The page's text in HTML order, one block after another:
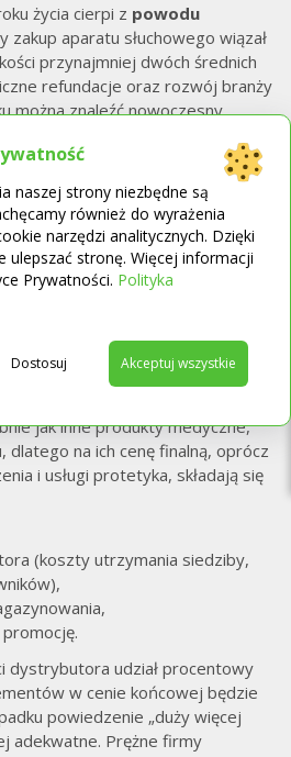
życia cierpi z powodu
zakup aparatu słuchowego wiązał
przynajmniej dwóch średnich
refundacje oraz rozwój branży
można znaleźć nowoczesny,
tańszy o 50%?
słuchowe działają na tej samej
odbierają fale dźwiękowe
są wzmacniane i dostarczane
w uchu. Różnice klas i cen zależą
dodatkowych technologii
programy, aplikacje),
produkcji oraz stopnia
jak inne produkty medyczne,
na ich cenę finalną, oprócz
i usługi protetyka, składają się
(koszty utrzymania siedziby,
promocję.
dystrybutora udział procentowy
w cenie końcowej będzie
powiedzenie „duży więcej
adekwatne. Prężne firmy
naszej strony niezbędne są
również do wyrażenia
narzędzi analitycznych. Dzięki
ulepszać stronę. Więcej informacji
Prywatności. Polityka
Dostosuj Akceptuj wszystkie